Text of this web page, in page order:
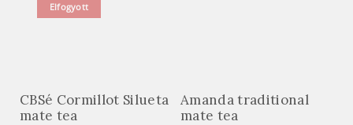
Elfogyott
CBSé Cormillot Silueta
mate tea
Amanda traditional
mate tea